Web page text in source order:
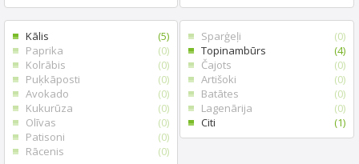
Kālis
(5)
Paprika
(0)
Kolrābis
(0)
Puķkāposti
(0)
Avokado
(0)
Kukurūza
(0)
Olīvas
(0)
Patisoni
(0)
Rācenis
(0)
Sparģeļi
(0)
Topinambūrs
(4)
Čajots
(0)
Artišoki
(0)
Batātes
(0)
Lagenārija
(0)
Citi
(1)